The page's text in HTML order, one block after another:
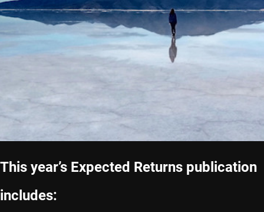
This year’s Expected Returns publication
includes: